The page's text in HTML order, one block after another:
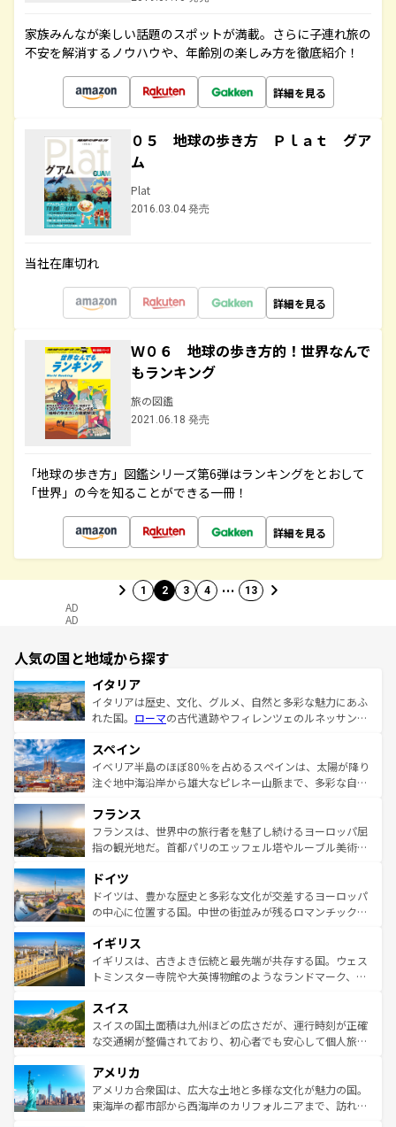
家族みんなが楽しい話題のスポットが満載。さらに子連れ旅の
不安を解消するノウハウや、年齢別の楽しみ方を徹底紹介！
詳細を見る
０５ 地球の歩き方 Ｐｌａｔ グア
ム
Plat
2016.03.04 発売
当社在庫切れ
詳細を見る
Ｗ０６ 地球の歩き方的！世界なんで
もランキング
旅の図鑑
2021.06.18 発売
「地球の歩き方」図鑑シリーズ第6弾はランキングをとおして
「世界」の今を知ることができる一冊！
詳細を見る
1 2 3 4 … 13
AD
AD
人気の国と地域から探す
イタリア
イタリアは歴史、文化、グルメ、自然と多彩な魅力にあふ
れた国。 ローマの古代遺跡やフィレンツェのルネッサンス
ろん、トスカーナの美しい田園風景やアマルフィ海岸の絶
景など、自然景観も見逃せない。観光の合間には、本場の
ピザやパスタなど、絶品のイタリア料理を堪能することも
ませてくれるイタリアで、忘れられない旅をしてみよう！
なお、新着のイタリア情報はコンテンツ一覧 を参照してほ
しい。
スペイン
イベリア半島のほぼ80％を占めるスペインは、太陽が降り
注ぐ地中海沿岸から雄大なピレネー山脈まで、多彩な自然
文化が根付くこの国では、情熱的なフラメンコ、熱気あふ
れる闘牛、そして美味しいタパスが生活の一部となってい
る。首都マドリードの洗練された雰囲気や、バルセロナの
の城塞都市、穏やかなビーチリゾートまで多彩な表情を見
せる。地方によって風土や気候が異なるスペインはその個
性で訪れる人を魅了する。 なお、新着のスペイン情報はコ
フランス
フランスは、世界中の旅行者を魅了し続けるヨーロッパ屈
指の観光地だ。首都パリのエッフェル塔やルーブル美術館
で、幅広い魅力が詰まっている。華麗な宮殿、歴史的な大
聖堂、美しいビーチ、そして豊かな自然が、訪れる者を心
から魅了する。また、フランスは美食の国としても知ら
いる。シャンパンの発祥地であるランス、プロヴァンスの
香り高いラベンダー畑など、多彩な楽しみ方が可能だ。さ
らに、パリ以外の地域にも魅力が溢れており、どの街角に
れる地方に足を運ぶとそれぞれで全く異なる文化を体験で
きるだろう。 なお、新着のフランス情報はコンテンツ一覧
を参照してほしい。
ドイツ
ドイツは、豊かな歴史と多彩な文化が交差するヨーロッパ
の中心に位置する国。中世の街並みが残るロマンチック街
顔を持つこの国は、どこを歩いても飽きることがない。ベ
ルリンの文化的活気、バイエルン州のアルプスの絶景、そ
してライン川沿いのワイン畑といった風景は必見。ビール
は、お酒好きな人にはぜひ体験してほしい。 なお、新着の
ドイツ情報はコンテンツ一覧を参照してほしい。
イギリス
イギリスは、古きよき伝統と最先端が共存する国。ウェス
トミンスター寺院や大英博物館のようなランドマーク、歴
リアごとに異なる魅力がある。また、優雅なアフタヌーン
ティー、ビール好きにはたまらない英国パブ、サッカー観
戦など、本場だからこそできる体験も豊富。イギリスを旅
ンツ一覧を参照してほしい。
スイス
スイスの国土面積は九州ほどの広さだが、運行時刻が正確
な交通網が整備されており、初心者でも安心して個人旅行
の建物がそのまま残る町や、スイスならではのユニークな
博物館もあり、アルプス観光だけでなく町歩きも満喫する
ことができる。国民の所得が高いため物価も高いが、旅行
アメリカ
アメリカ合衆国は、広大な土地と多様な文化が魅力の国。
東海岸の都市部から西海岸のカリフォルニアまで、訪れる